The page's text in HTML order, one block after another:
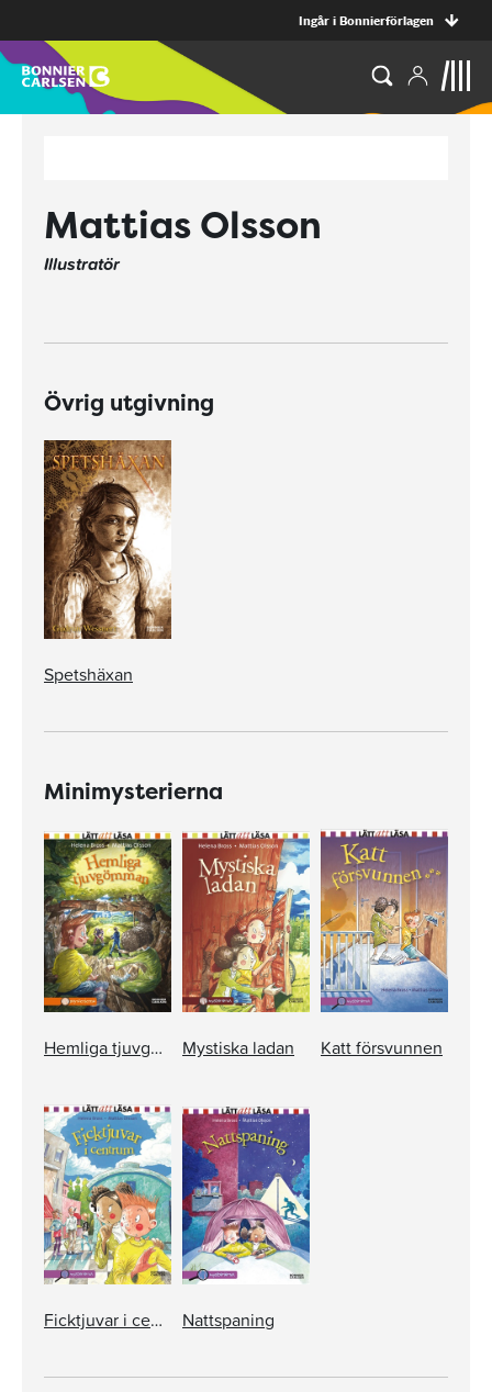
Ingår i Bonnierförlagen
Mattias Olsson
Illustratör
Övrig utgivning
Spetshäxan
Minimysterierna
Hemliga tjuvgömman Mystiska ladan Katt försvunnen
Ficktjuvar i centrum Nattspaning